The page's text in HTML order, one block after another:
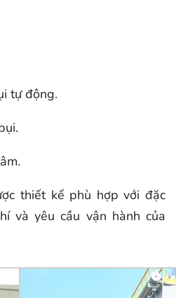
tự động.
thiết kế phù hợp với đặc
và yêu cầu vận hành của